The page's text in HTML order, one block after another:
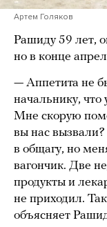
Артем Голяков
Рашиду 59 лет,
но в конце
— Аппетита не
начальнику, что
Мне скорую
вы нас
в общагу, но
вагончик. Две
продукты и
не приходил.
объясняет